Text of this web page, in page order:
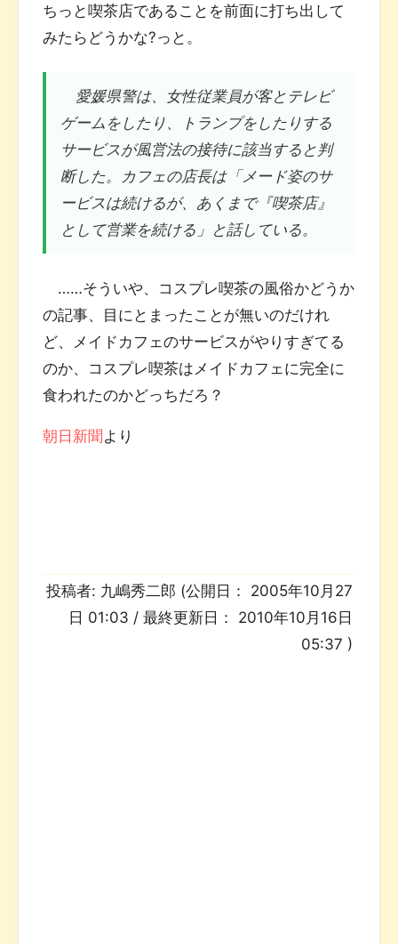
ちっと喫茶店であることを前面に打ち出して
みたらどうかな?っと。
愛媛県警は、女性従業員が客とテレビ
ゲームをしたり、トランプをしたりする
サービスが風営法の接待に該当すると判
断した。カフェの店長は「メード姿のサ
ービスは続けるが、あくまで『喫茶店』
として営業を続ける」と話している。
……そういや、コスプレ喫茶の風俗かどうか
の記事、目にとまったことが無いのだけれ
ど、メイドカフェのサービスがやりすぎてる
のか、コスプレ喫茶はメイドカフェに完全に
食われたのかどっちだろ？
朝日新聞より
投稿者: 九嶋秀二郎 (公開日： 2005年10月27
日 01:03 / 最終更新日： 2010年10月16日
05:37 )